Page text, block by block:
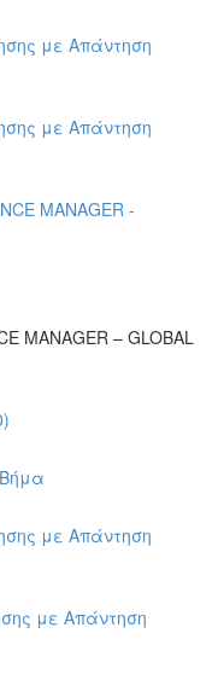
με Απάντηση
με Απάντηση
MANAGER -
MANAGER – GLOBAL
με Απάντηση
με Απάντηση